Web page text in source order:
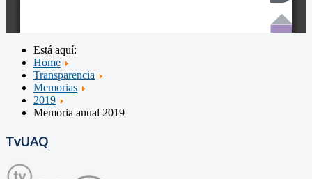
Está aquí:
Home
Transparencia
Memorias
2019
Memoria anual 2019
TvUAQ